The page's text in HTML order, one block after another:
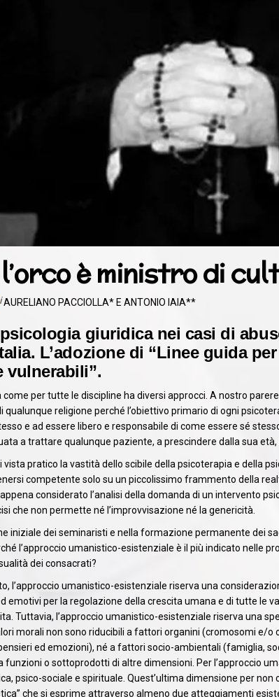
è ministro di
AURELIANO PACCIOLLA* E ANTONIO IAIA**
giuridica nei casi di
L’adozione di “Linee guida
vulnerabili”.
come per tutte le discipline ha diversi approcci. A nostro
religione perché l’obiettivo primario di ogni
e ad essere libero e responsabile di come essere sé
a trattare qualunque paziente, a prescindere dalla sua
vista pratico la vastità dello scibile della psicoterapia e della
competente solo su un piccolissimo frammento della
considerato l’analisi della domanda di un intervento
che non permette né l’improvvisazione né la genericità.
iniziale dei seminaristi e nella formazione permanente dei
l’approccio umanistico-esistenziale è il più indicato nelle
dei consacrati?
l’approccio umanistico-esistenziale riserva una
emotivi per la regolazione della crescita umana e di tutte le
Tuttavia, l’approccio umanistico-esistenziale riserva una
morali non sono riducibili a fattori organini (cromosomi e/o
ed emozioni), né a fattori socio-ambientali (famiglia,
funzioni o sottoprodotti di altre dimensioni. Per l’approccio
psico-sociale e spirituale. Quest’ultima dimensione per
che si esprime attraverso almeno due atteggiamenti